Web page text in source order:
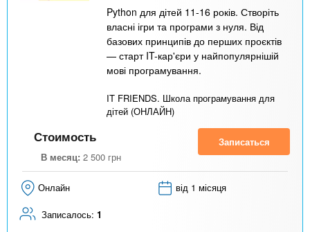
Python для дітей 11-16 років. Створіть
власні ігри та програми з нуля. Від
базових принципів до перших проєктів
— старт IT-кар'єри у найпопулярнішій
мові програмування.
IT FRIENDS. Школа програмування для
дітей (ОНЛАЙН)
Стоимость
В месяц: 2 500 грн
Записаться
Онлайн від 1 місяця
Записалось: 1